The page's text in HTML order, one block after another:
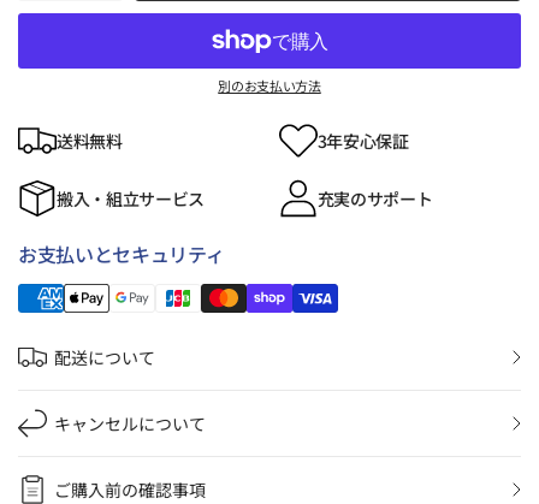
別のお支払い方法
送料無料 3年安心保証
搬入・組立サービス 充実のサポート
お支払いとセキュリティ
配送について
キャンセルについて
ご購入前の確認事項